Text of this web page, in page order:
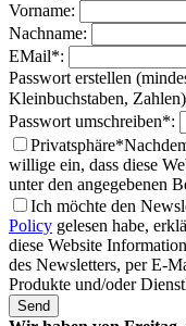
Vorname:
Nachname:
EMail*:
Passwort erstellen
Kleinbuchstaben, Zahlen)
Passwort umschreiben*:
Privatsphäre*
willige ein, dass diese
unter den angegebenen
Ich möchte den
Policy gelesen habe,
diese Website
des Newsletters, per E-
Produkte und/oder
Send